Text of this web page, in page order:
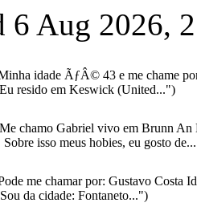
6 Aug 2026,
idade ÃƒÂ© 43 e me chame
resido em Keswick (United...")
chamo Gabriel vivo em Brunn An
Sobre isso meus hobies, eu gosto
me chamar por: Gustavo Costa
da cidade: Fontaneto...")